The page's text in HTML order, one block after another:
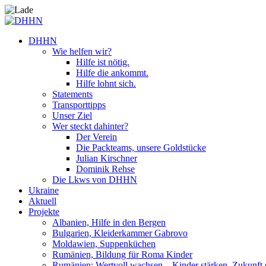
DHHN
Wie helfen wir?
Hilfe ist nötig.
Hilfe die ankommt.
Hilfe lohnt sich.
Statements
Transporttipps
Unser Ziel
Wer steckt dahinter?
Der Verein
Die Packteams, unsere Goldstücke
Julian Kirschner
Dominik Rehse
Die Lkws von DHHN
Ukraine
Aktuell
Projekte
Albanien, Hilfe in den Bergen
Bulgarien, Kleiderkammer Gabrovo
Moldawien, Suppenküchen
Rumänien, Bildung für Roma Kinder